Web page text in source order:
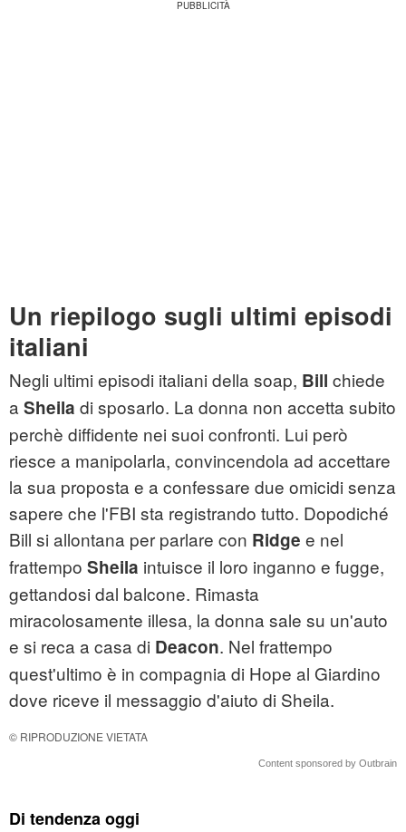
Un riepilogo sugli ultimi episodi
italiani
Negli ultimi episodi italiani della soap, Bill chiede
a Sheila di sposarlo. La donna non accetta subito
perchè diffidente nei suoi confronti. Lui però
riesce a manipolarla, convincendola ad accettare
la sua proposta e a confessare due omicidi senza
sapere che l'FBI sta registrando tutto. Dopodiché
Bill si allontana per parlare con Ridge e nel
frattempo Sheila intuisce il loro inganno e fugge,
gettandosi dal balcone. Rimasta
miracolosamente illesa, la donna sale su un'auto
e si reca a casa di Deacon. Nel frattempo
quest'ultimo è in compagnia di Hope al Giardino
dove riceve il messaggio d'aiuto di Sheila.
© RIPRODUZIONE VIETATA
Content sponsored by Outbrain
Di tendenza oggi